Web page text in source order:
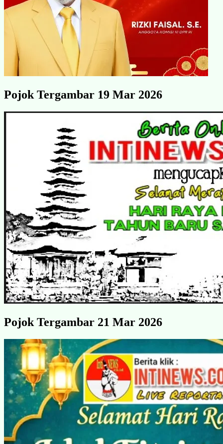
Pojok Tergambar 19 Mar 2026
Pojok Tergambar 21 Mar 2026